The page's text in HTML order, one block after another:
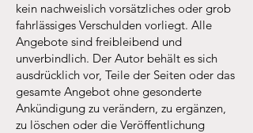
kein nachweislich vorsätzliches oder grob
fahrlässiges Verschulden vorliegt. Alle
Angebote sind freibleibend und
unverbindlich. Der Autor behält es sich
ausdrücklich vor, Teile der Seiten oder das
gesamte Angebot ohne gesonderte
Ankündigung zu verändern, zu ergänzen,
zu löschen oder die Veröffentlichung